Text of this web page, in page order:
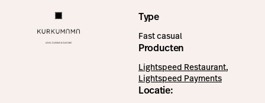
Type
Fast casual
Producten
Lightspeed Restaurant,
Lightspeed Payments
Locatie: